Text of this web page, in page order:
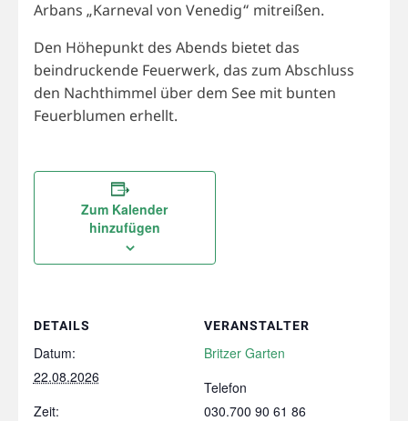
Arbans „Karneval von Venedig“ mitreißen.
Den Höhepunkt des Abends bietet das
beindruckende Feuerwerk, das zum Abschluss
den Nachthimmel über dem See mit bunten
Feuerblumen erhellt.
Zum Kalender
hinzufügen
DETAILS
Datum:
22.08.2026
Zeit:
VERANSTALTER
Britzer Garten
Telefon
030.700 90 61 86